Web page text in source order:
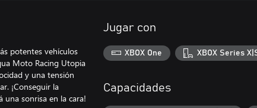
potentes vehículos
Moto Racing Utopia
y una tensión
¡Conseguir la
una sonrisa en la cara!
Jugar con
XBOX One XBOX Series
Capacidades